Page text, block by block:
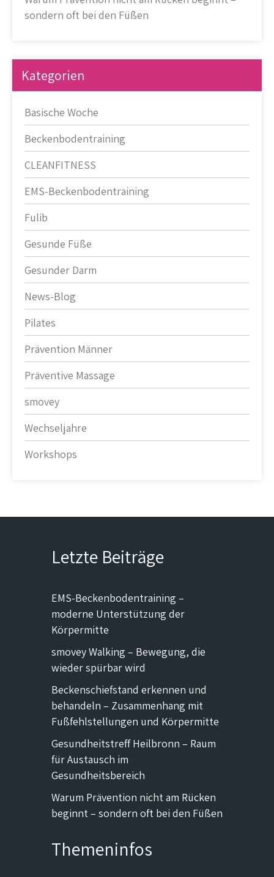
sondern oft bei den Füßen
Kategorien
Basische Woche
Beckenbodentraining
CLEANFITNESS
EMS-Beckenbodentraining
Fulib
Gesunde Füße
Gesunder Darm
News-Blog
Pilates
Prävention Männer
Präventive Massage
smovey
Wechseljahre
Workshops
Letzte Beiträge
EMS-Beckenbodentraining –
moderne Unterstützung der
Körpermitte
smovey Walking – Bewegung, die
wieder spürbar wird
Beckenschiefstand erkennen und
behandeln – Zusammenhang mit
Fußfehlstellungen und Körpermitte
Gesundheitstreff Heilbronn – Raum
für Austausch im
Gesundheitsbereich
Warum Prävention nicht am Rücken
beginnt – sondern oft bei den Füßen
Themeninfos